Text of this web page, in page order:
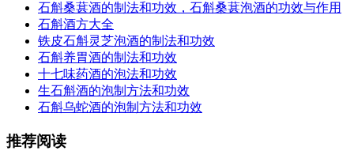
石斛桑葚酒的制法和功效，石斛桑葚泡酒的功效与作用
石斛酒方大全
铁皮石斛灵芝泡酒的制法和功效
石斛养胃酒的制法和功效
十七味药酒的泡法和功效
生石斛酒的泡制方法和功效
石斛乌蛇酒的泡制方法和功效
推荐阅读